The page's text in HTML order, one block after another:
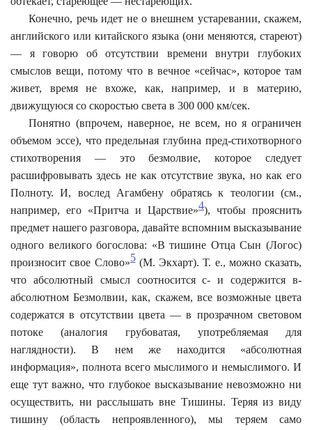
Конечно, речь идет не о внешнем устаревании, скажем,
английского или китайского языка (они меняются, стареют)
— я говорю об отсутствии времени внутри глубоких
смыслов вещи, потому что в вечное «сейчас», которое там
живет, время не вхоже, как, например, и в материю,
движущуюся со скоростью света в 300 000 км/сек.
Понятно (впрочем, наверное, не всем, но я ограничен
объемом эссе), что предельная глубина пред-стихотворного
стихотворения — это безмолвие, которое следует
расшифровывать здесь не как отсутствие звука, но как его
Полноту. И, вослед Агамбену обратясь к теологии (см.,
например, его «Притча и Царствие»4), чтобы прояснить
предмет нашего разговора, давайте вспомним высказывание
одного великого богослова: «В тишине Отца Сын (Логос)
произносит свое Слово»5(М. Экхарт). Т. е., можно сказать,
что абсолютный смысл соотносится с- и содержится в-
абсолютном Безмолвии, как, скажем, все возможные цвета
содержатся в отсутствии цвета — в прозрачном световом
потоке (аналогия грубоватая, употребляемая для
наглядности). В нем же находится «абсолютная
информация», полнота всего мыслимого и немыслимого. И
еще тут важно, что глубокое высказывание невозможно ни
осуществить, ни расслышать вне Тишины. Теряя из виду
тишину (область непроявленного), мы теряем само